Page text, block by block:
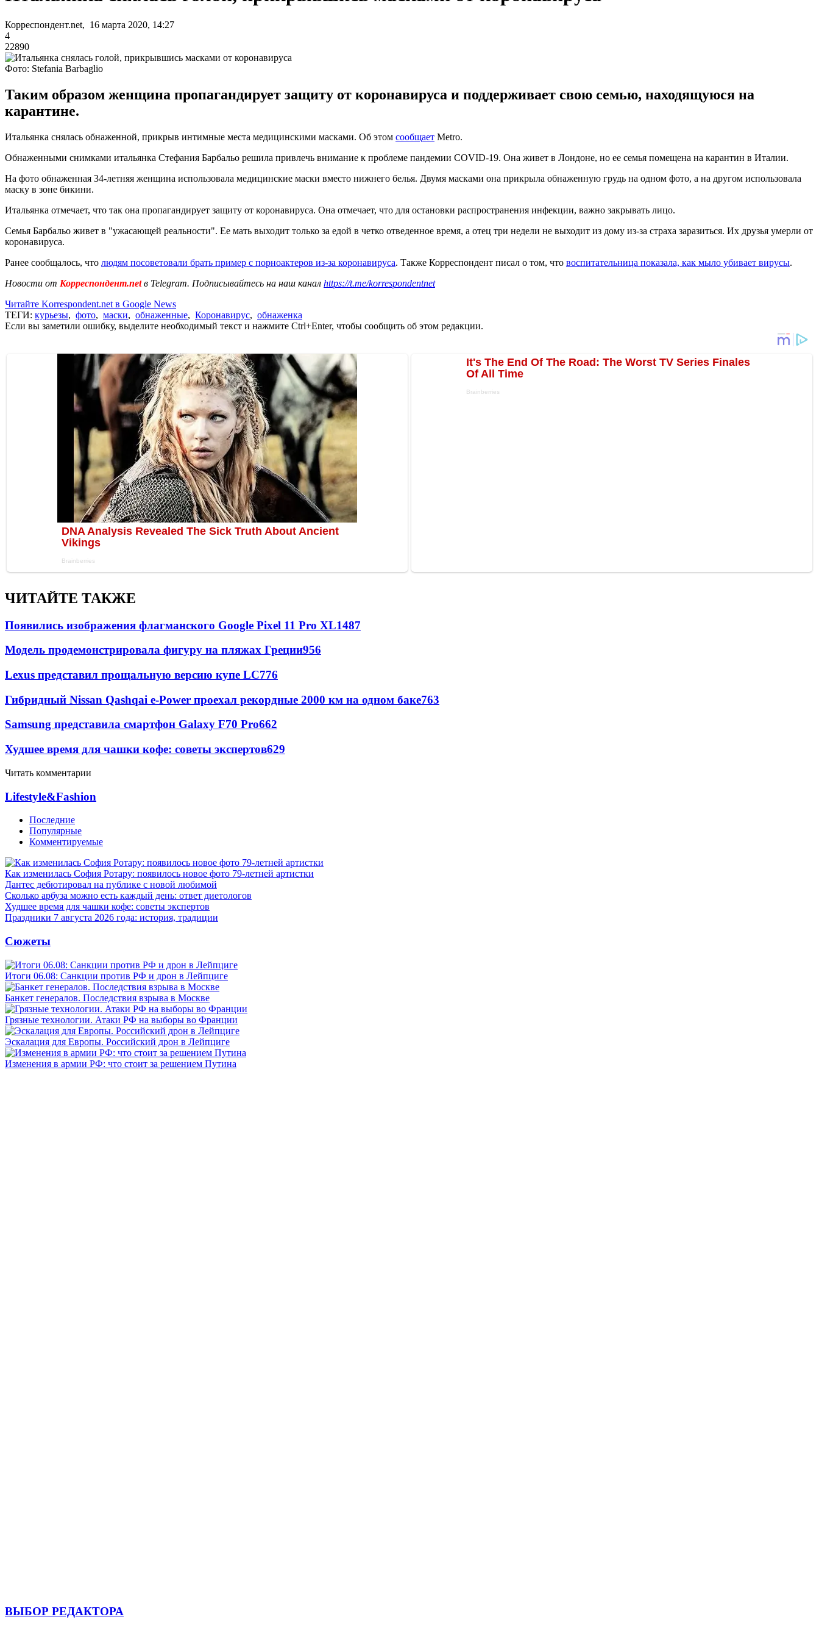
Корреспондент.net, 16 марта 2020, 14:27
4
22890
Фото: Stefania Barbaglio
Таким образом женщина пропагандирует защиту от коронавируса и поддерживает свою семью, находящуюся на
карантине.
Итальянка снялась обнаженной, прикрыв интимные места медицинскими масками. Об этом сообщает Metro.
Обнаженными снимками итальянка Стефания Барбальо решила привлечь внимание к проблеме пандемии COVID-19. Она живет в Лондоне, но ее семья помещена на карантин в Италии.
На фото обнаженная 34-летняя женщина использовала медицинские маски вместо нижнего белья. Двумя масками она прикрыла обнаженную грудь на одном фото, а на другом использовала
маску в зоне бикини.
Итальянка отмечает, что так она пропагандирует защиту от коронавируса. Она отмечает, что для остановки распространения инфекции, важно закрывать лицо.
Семья Барбальо живет в "ужасающей реальности". Ее мать выходит только за едой в четко отведенное время, а отец три недели не выходит из дому из-за страха заразиться. Их друзья умерли от
коронавируса.
Ранее сообщалось, что людям посоветовали брать пример с порноактеров из-за коронавируса. Также Корреспондент писал о том, что воспитательница показала, как мыло убивает вирусы.
Новости от Корреспондент.netв Telegram. Подписывайтесь на наш канал https://t.me/korrespondentnet
Читайте Korrespondent.net в Google News
ТЕГИ: курьезы, фото, маски, обнаженные, Коронавирус, обнаженка
Если вы заметили ошибку, выделите необходимый текст и нажмите Ctrl+Enter, чтобы сообщить об этом редакции.
ЧИТАЙТЕ ТАКЖЕ
Появились изображения флагманского Google Pixel 11 Pro XL1487
Модель продемонстрировала фигуру на пляжах Греции956
Lexus представил прощальную версию купе LC776
Гибридный Nissan Qashqai e-Power проехал рекордные 2000 км на одном баке763
Samsung представила смартфон Galaxy F70 Pro662
Худшее время для чашки кофе: советы экспертов629
Читать комментарии
Lifestyle&Fashion
Последние
Популярные
Комментируемые
Как изменилась София Ротару: появилось новое фото 79-летней артистки
Дантес дебютировал на публике с новой любимой
Сколько арбуза можно есть каждый день: ответ диетологов
Худшее время для чашки кофе: советы экспертов
Праздники 7 августа 2026 года: история, традиции
Сюжеты
Итоги 06.08: Санкции против РФ и дрон в Лейпциге
Банкет генералов. Последствия взрыва в Москве
Грязные технологии. Атаки РФ на выборы во Франции
Эскалация для Европы. Российский дрон в Лейпциге
Изменения в армии РФ: что стоит за решением Путина
ВЫБОР РЕДАКТОРА